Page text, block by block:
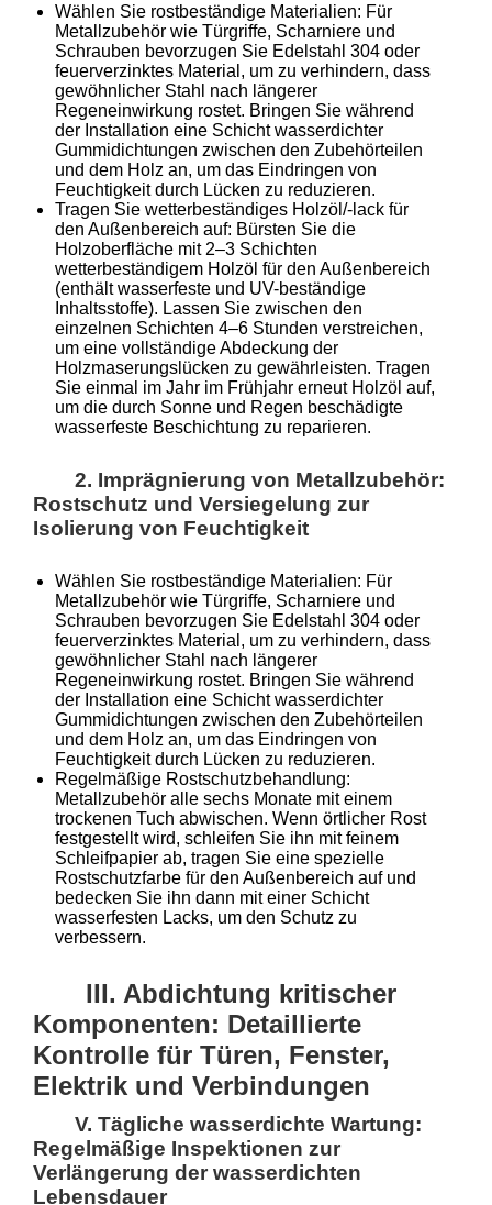
Wählen Sie rostbeständige Materialien: Für
Metallzubehör wie Türgriffe, Scharniere und
Schrauben bevorzugen Sie Edelstahl 304 oder
feuerverzinktes Material, um zu verhindern, dass
gewöhnlicher Stahl nach längerer
Regeneinwirkung rostet. Bringen Sie während
der Installation eine Schicht wasserdichter
Gummidichtungen zwischen den Zubehörteilen
und dem Holz an, um das Eindringen von
Feuchtigkeit durch Lücken zu reduzieren.
Tragen Sie wetterbeständiges Holzöl/-lack für
den Außenbereich auf: Bürsten Sie die
Holzoberfläche mit 2–3 Schichten
wetterbeständigem Holzöl für den Außenbereich
(enthält wasserfeste und UV-beständige
Inhaltsstoffe). Lassen Sie zwischen den
einzelnen Schichten 4–6 Stunden verstreichen,
um eine vollständige Abdeckung der
Holzmaserungslücken zu gewährleisten. Tragen
Sie einmal im Jahr im Frühjahr erneut Holzöl auf,
um die durch Sonne und Regen beschädigte
wasserfeste Beschichtung zu reparieren.
2. Imprägnierung von Metallzubehör:
Rostschutz und Versiegelung zur
Isolierung von Feuchtigkeit
Wählen Sie rostbeständige Materialien: Für
Metallzubehör wie Türgriffe, Scharniere und
Schrauben bevorzugen Sie Edelstahl 304 oder
feuerverzinktes Material, um zu verhindern, dass
gewöhnlicher Stahl nach längerer
Regeneinwirkung rostet. Bringen Sie während
der Installation eine Schicht wasserdichter
Gummidichtungen zwischen den Zubehörteilen
und dem Holz an, um das Eindringen von
Feuchtigkeit durch Lücken zu reduzieren.
Regelmäßige Rostschutzbehandlung:
Metallzubehör alle sechs Monate mit einem
trockenen Tuch abwischen. Wenn örtlicher Rost
festgestellt wird, schleifen Sie ihn mit feinem
Schleifpapier ab, tragen Sie eine spezielle
Rostschutzfarbe für den Außenbereich auf und
bedecken Sie ihn dann mit einer Schicht
wasserfesten Lacks, um den Schutz zu
verbessern.
III. Abdichtung kritischer
Komponenten: Detaillierte
Kontrolle für Türen, Fenster,
Elektrik und Verbindungen
V. Tägliche wasserdichte Wartung:
Regelmäßige Inspektionen zur
Verlängerung der wasserdichten
Lebensdauer